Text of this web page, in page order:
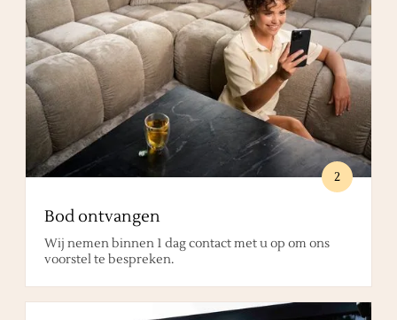
2
Bod ontvangen
Wij nemen binnen 1 dag contact met u op om ons
voorstel te bespreken.